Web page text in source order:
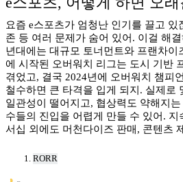
요즘 e스포츠가 엄청난 인기를 끌고
존 등 여러 문제가 숨어 있어. 이걸 해
년대에는 대규모 토너먼트와 프랜차
에 시작된 오버워치 리그는 도시 기반
겪었고, 결국 2024년에 오버워치 챔피
철수하면 큰 타격을 입게 되지. 실제로
일관성이 떨어지고, 협상력도 약해지
수들의 진입을 어렵게 만들 수 있어.
서십 외에도 머천다이즈 판매, 콘텐츠
RORR